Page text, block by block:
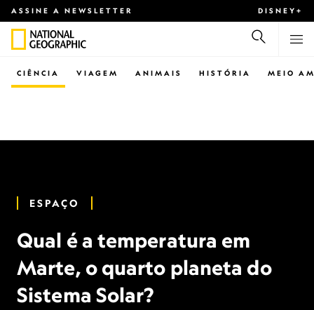
ASSINE A NEWSLETTER DISNEY+
CIÊNCIA VIAGEM ANIMAIS HISTÓRIA MEIO
ESPAÇO
Qual é a temperatura em
Marte, o quarto planeta do
Sistema Solar?